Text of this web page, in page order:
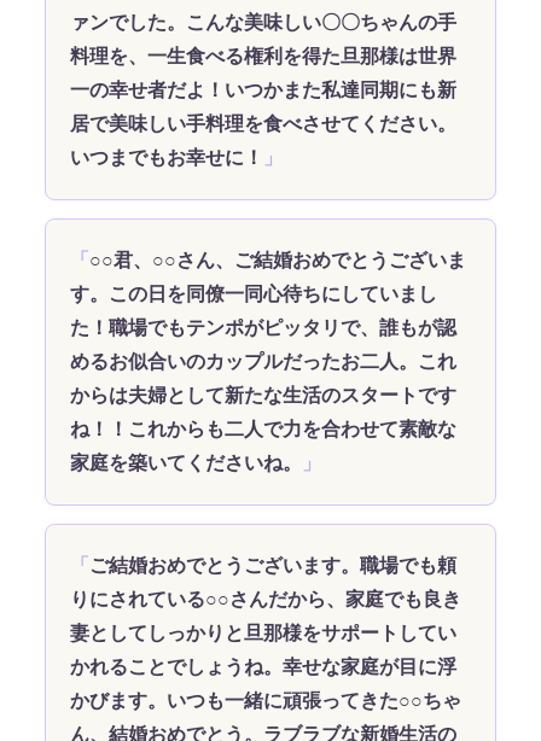
ァンでした。こんな美味しい〇〇ちゃんの手
料理を、一生食べる権利を得た旦那様は世界
一の幸せ者だよ！いつかまた私達同期にも新
居で美味しい手料理を食べさせてください。
いつまでもお幸せに！
○○君、○○さん、ご結婚おめでとうございま
す。この日を同僚一同心待ちにしていまし
た！職場でもテンポがピッタリで、誰もが認
めるお似合いのカップルだったお二人。これ
からは夫婦として新たな生活のスタートです
ね！！これからも二人で力を合わせて素敵な
家庭を築いてくださいね。
ご結婚おめでとうございます。職場でも頼
りにされている○○さんだから、家庭でも良き
妻としてしっかりと旦那様をサポートしてい
かれることでしょうね。幸せな家庭が目に浮
かびます。いつも一緒に頑張ってきた○○ちゃ
ん、結婚おめでとう。ラブラブな新婚生活の